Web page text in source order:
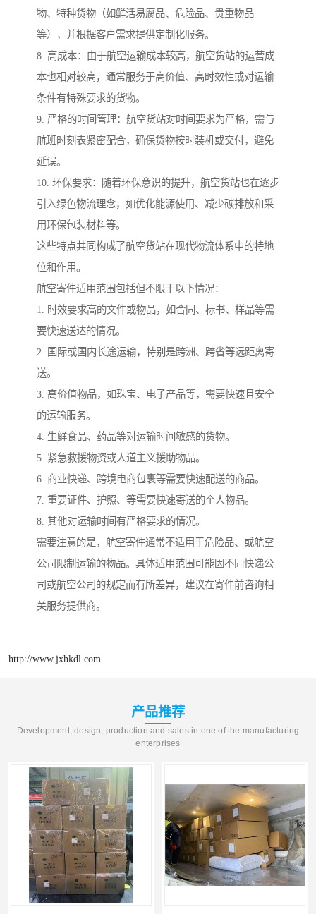
物、特种货物（如鲜活易腐品、危险品、贵重物品
等），并根据客户需求提供定制化服务。
8. 高成本：由于航空运输成本较高，航空货站的运营成
本也相对较高，通常服务于高价值、高时效性或对运输
条件有特殊要求的货物。
9. 严格的时间管理：航空货站对时间要求为严格，需与
航班时刻表紧密配合，确保货物按时装机或交付，避免
延误。
10. 环保要求：随着环保意识的提升，航空货站也在逐步
引入绿色物流理念，如优化能源使用、减少碳排放和采
用环保包装材料等。
这些特点共同构成了航空货站在现代物流体系中的特地
位和作用。
航空寄件适用范围包括但不限于以下情况：
1. 时效要求高的文件或物品，如合同、标书、样品等需
要快速送达的情况。
2. 国际或国内长途运输，特别是跨洲、跨省等远距离寄
送。
3. 高价值物品，如珠宝、电子产品等，需要快速且安全
的运输服务。
4. 生鲜食品、药品等对运输时间敏感的货物。
5. 紧急救援物资或人道主义援助物品。
6. 商业快递、跨境电商包裹等需要快速配送的商品。
7. 重要证件、护照、等需要快速寄送的个人物品。
8. 其他对运输时间有严格要求的情况。
需要注意的是，航空寄件通常不适用于危险品、或航空
公司限制运输的物品。具体适用范围可能因不同快递公
司或航空公司的规定而有所差异，建议在寄件前咨询相
关服务提供商。
http://www.jxhkdl.com
产品推荐
Development, design, production and sales in one of the manufacturing
enterprises